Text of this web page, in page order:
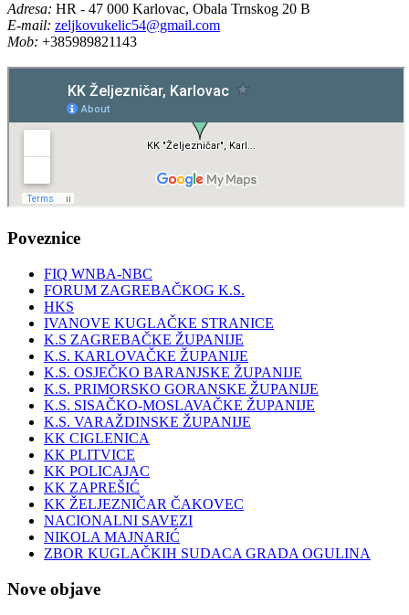
Adresa: HR - 47 000 Karlovac, Obala Trnskog 20 B
E-mail: zeljkovukelic54@gmail.com
Mob: +385989821143
Poveznice
FIQ WNBA-NBC
FORUM ZAGREBAČKOG K.S.
HKS
IVANOVE KUGLAČKE STRANICE
K.S ZAGREBAČKE ŽUPANIJE
K.S. KARLOVAČKE ŽUPANIJE
K.S. OSJEČKO BARANJSKE ŽUPANIJE
K.S. PRIMORSKO GORANSKE ŽUPANIJE
K.S. SISAČKO-MOSLAVAČKE ŽUPANIJE
K.S. VARAŽDINSKE ŽUPANIJE
KK CIGLENICA
KK PLITVICE
KK POLICAJAC
KK ZAPREŠIĆ
KK ŽELJEZNIČAR ČAKOVEC
NACIONALNI SAVEZI
NIKOLA MAJNARIĆ
ZBOR KUGLAČKIH SUDACA GRADA OGULINA
Nove objave